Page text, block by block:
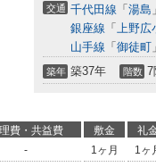
交通 千代田線 「 湯島
銀座線 「 上野広
山手線 「 御徒町
築年 築37年 階数 7
費・共益費 敷金 礼
- 1ヶ月 1ヶ